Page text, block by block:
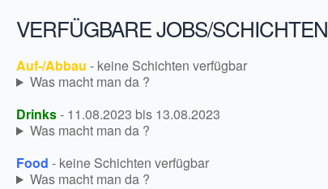
VERFÜGBARE JOBS/SCHICHTEN
Auf-/Abbau - keine Schichten verfügbar
Was macht man da ?
Drinks- 11.08.2023 bis 13.08.2023
Was macht man da ?
Food - keine Schichten verfügbar
Was macht man da ?